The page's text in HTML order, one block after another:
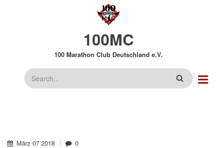
100MC
100 Marathon Club Deutschland e.V.
Suche
März 07 2018 0